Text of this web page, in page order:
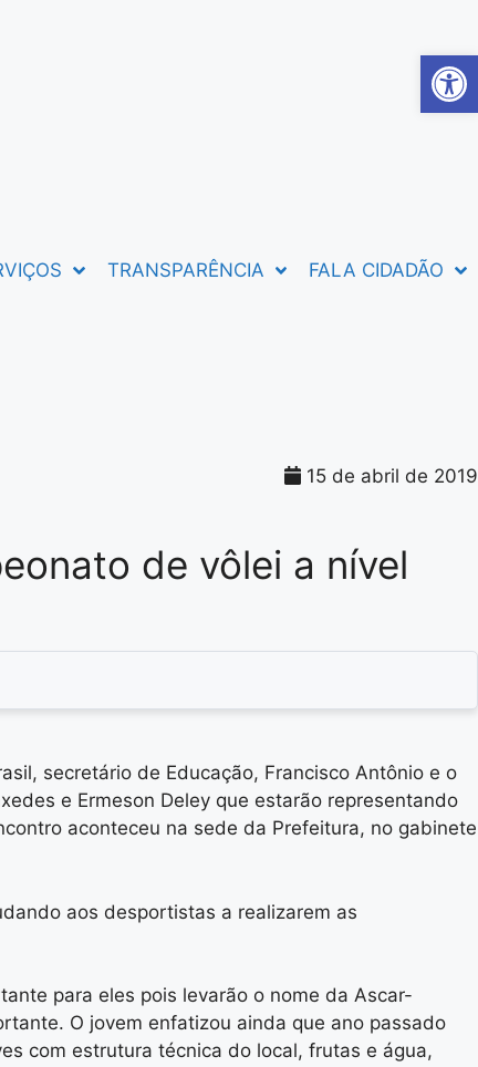
TRANSPARÊNCIA FALA CIDADÃO
15 de abril de 2019
de vôlei a nível
secretário de Educação, Francisco Antônio e o
e Ermeson Deley que estarão representando
aconteceu na sede da Prefeitura, no gabinete
aos desportistas a realizarem as
para eles pois levarão o nome da Ascar-
O jovem enfatizou ainda que ano passado
com estrutura técnica do local, frutas e água,
Abrir